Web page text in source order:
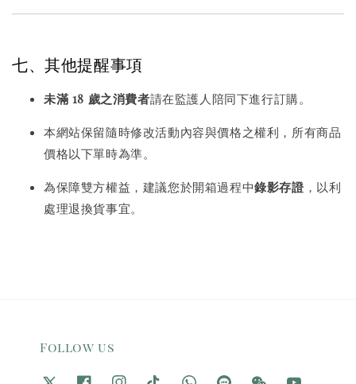
七、其他提醒事項
未滿 18 歲之消費者請在監護人陪同下進行訂購。
本網站保留隨時修改活動內容與價格之權利，所有商品
價格以下單時為準。
為保障雙方權益，建議您於開箱過程中錄影存證 ，以利
處理退換貨事宜。
Follow us